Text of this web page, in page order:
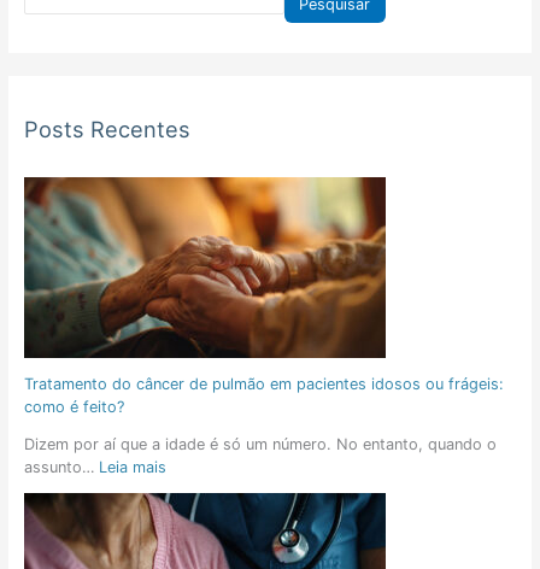
Pesquisar
Posts Recentes
Tratamento do câncer de pulmão em pacientes idosos ou frágeis:
como é feito?
Dizem por aí que a idade é só um número. No entanto, quando o
assunto… Leia mais